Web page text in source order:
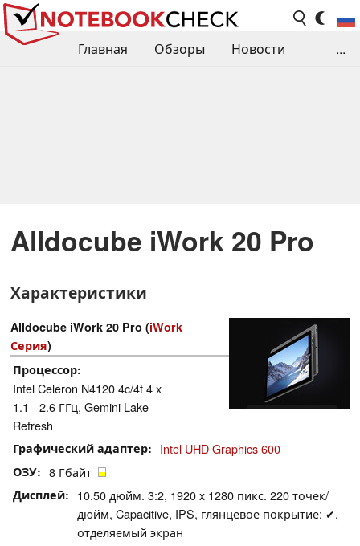
Главная Обзоры
Новости
...
Alldocube iWork 20 Pro
Характеристики
Alldocube iWork 20 Pro (iWork
Серия)
Процессор
Intel Celeron N4120 4c/4t 4 x
1.1 - 2.6 ГГц, Gemini Lake
Refresh
Графический адаптер Intel UHD Graphics 600
ОЗУ 8 Гбайт
Дисплей
10.50 дюйм. 3:2, 1920 x 1280 пикс. 220 точек/
дюйм, Capacitive, IPS, глянцевое покрытие: ✔,
отделяемый экран